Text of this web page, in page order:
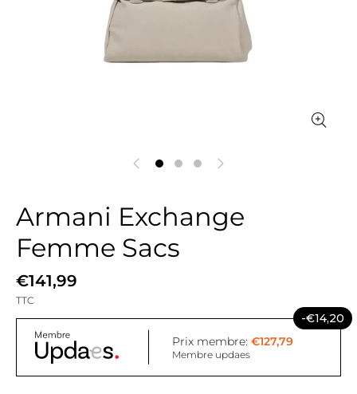
Armani Exchange
Femme Sacs
€141,99
TTC
-€14,20
Prix membre: €127,79
Membre updaes